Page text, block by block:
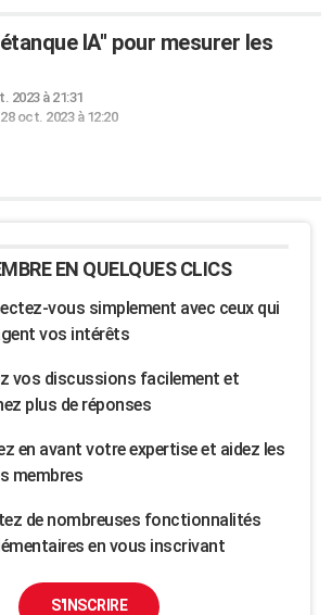
IA'' pour mesurer les
2023 à 21:31
28 oct. 2023 à 12:20
EN QUELQUES CLICS
vous simplement avec ceux qui
vos intérêts
vos discussions facilement et
plus de réponses
en avant votre expertise et aidez les
membres
de nombreuses fonctionnalités
en vous inscrivant
S'INSCRIRE